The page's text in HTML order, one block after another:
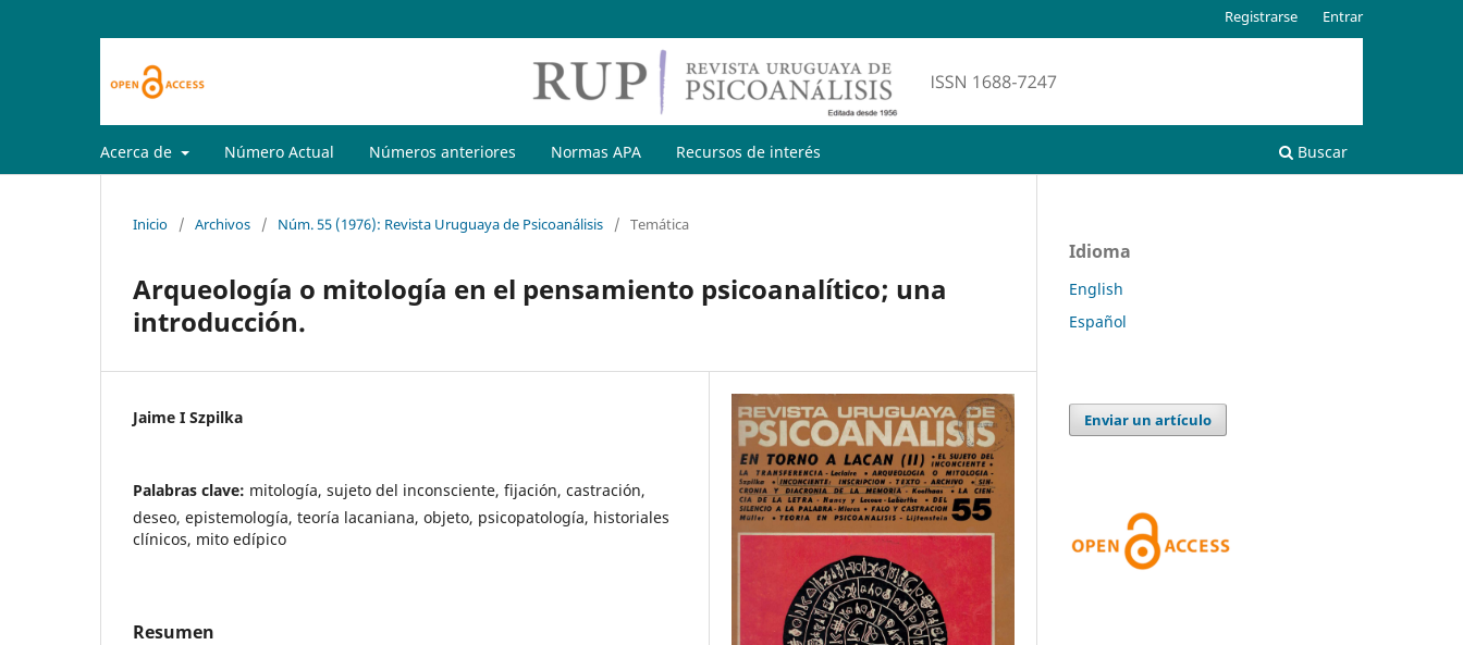
Acerca de Número Actual Números anteriores Normas APA Recursos de interés Buscar
Registrarse Entrar
Inicio / Archivos / Núm. 55 (1976): Revista Uruguaya de Psicoanálisis / Temática
Arqueología o mitología en el pensamiento psicoanalítico; una
introducción.
Jaime I Szpilka
Palabras clave: mitología, sujeto del inconsciente, fijación, castración,
deseo, epistemología, teoría lacaniana, objeto, psicopatología, historiales
clínicos, mito edípico
Resumen
Idioma
English
Español
Enviar un artículo